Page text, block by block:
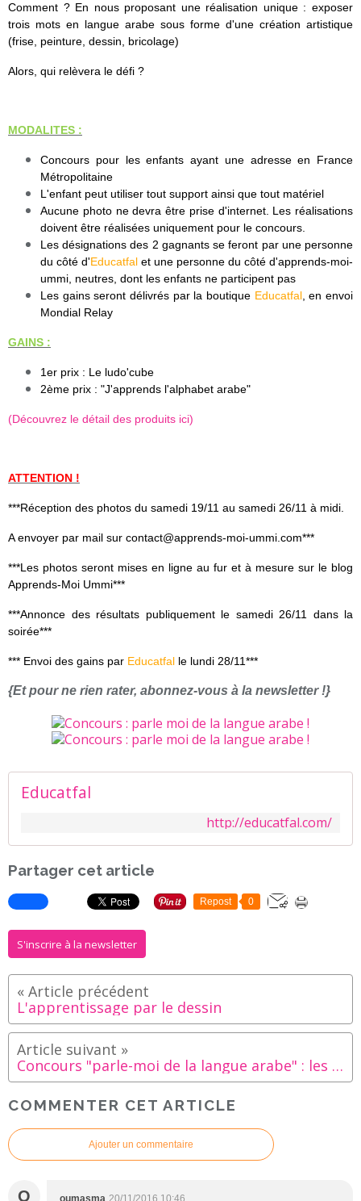
Comment ? En nous proposant une réalisation unique : exposer
trois mots en langue arabe sous forme d'une création artistique
(frise, peinture, dessin, bricolage)
Alors, qui relèvera le défi ?
MODALITES :
Concours pour les enfants ayant une adresse en France
Métropolitaine
L'enfant peut utiliser tout support ainsi que tout matériel
Aucune photo ne devra être prise d'internet. Les réalisations
doivent être réalisées uniquement pour le concours.
Les désignations des 2 gagnants se feront par une personne
du côté d'Educatfal et une personne du côté d'apprends-moi-
ummi, neutres, dont les enfants ne participent pas
Les gains seront délivrés par la boutique Educatfal, en envoi
Mondial Relay
GAINS :
1er prix : Le ludo'cube
2ème prix : "J'apprends l'alphabet arabe"
(Découvrez le détail des produits ici)
ATTENTION !
***Réception des photos du samedi 19/11 au samedi 26/11 à midi.
A envoyer par mail sur contact@apprends-moi-ummi.com***
***Les photos seront mises en ligne au fur et à mesure sur le blog
Apprends-Moi Ummi***
***Annonce des résultats publiquement le samedi 26/11 dans la
soirée***
*** Envoi des gains par Educatfal le lundi 28/11***
{Et pour ne rien rater, abonnez-vous à la newsletter !}
Educatfal
http://educatfal.com/
Partager cet article
Repost 0
S'inscrire à la newsletter
L'apprentissage par le dessin
Concours "parle-moi de la langue arabe" : les participations
COMMENTER CET ARTICLE
Ajouter un commentaire
O oumasma 20/11/2016 10:46